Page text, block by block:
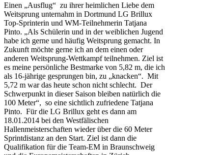
Einen „Ausflug“ zu ihrer heimlichen Liebe dem
Weitsprung unternahm in Dortmund LG Brillux
Top-Sprinterin und WM-Teilnehmerin Tatjana
Pinto. „Als Schülerin und in der weiblichen Jugend
habe ich gerne und häufig Weitsprung gemacht. In
Zukunft möchte gerne ich an dem einen oder
anderen Weitsprung-Wettkampf teilnehmen. Ziel ist
es meine persönliche Bestmarke von 5,82 m, die ich
als 16-jährige gesprungen bin, zu „knacken“. Mit
5,72 m war das heute schon nicht schlecht. Der
Schwerpunkt in dieser Saison bleiben natürlich die
100 Meter“, so eine sichtlich zufriedene Tatjana
Pinto. Für die LG Brillux geht es dann am
18.01.2014 bei den Westfälischen
Hallenmeisterschaften wieder über die 60 Meter
Sprintdistanz an den Start. Ziel ist dann die
Qualifikation für die Team-EM in Braunschweig